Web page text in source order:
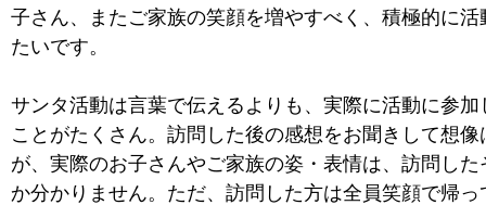
子さん、またご家族の笑顔を増やすべく、積極的に活
たいです。
サンタ活動は言葉で伝えるよりも、実際に活動に参加
ことがたくさん。訪問した後の感想をお聞きして想像
が、実際のお子さんやご家族の姿・表情は、訪問した
か分かりません。ただ、訪問した方は全員笑顔で帰っ